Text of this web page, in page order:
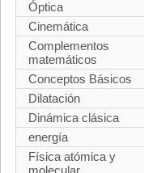
Óptica
Cinemática
Complementos
matemáticos
Conceptos Básicos
Dilatación
Dinámica clásica
energía
Física atómica y
molecular